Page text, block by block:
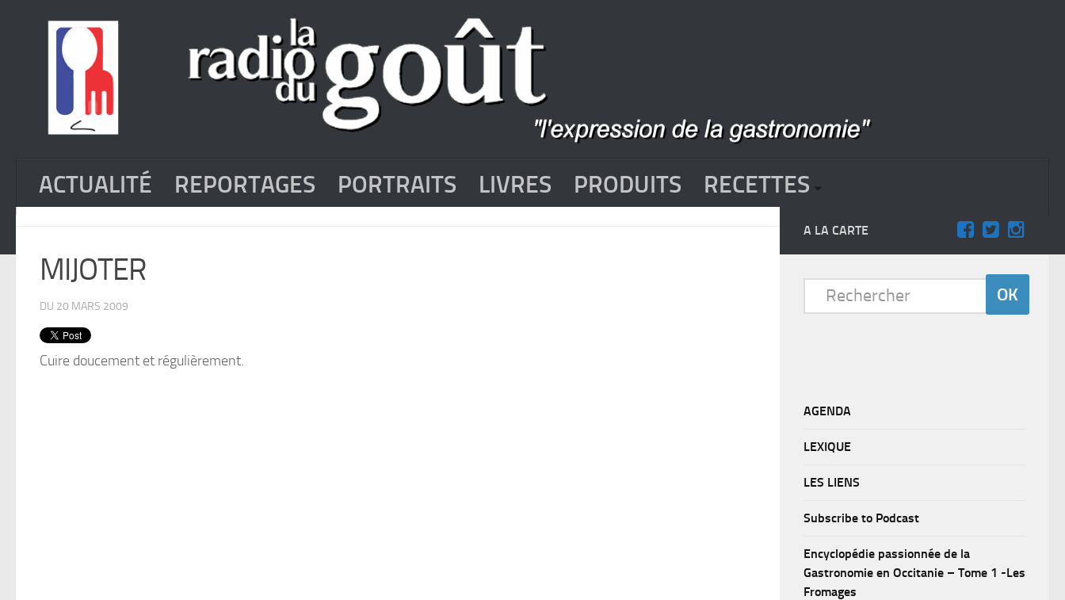
ACTUALITÉ REPORTAGES PORTRAITS LIVRES PRODUITS RECETTES
MIJOTER
DU 20 MARS 2009
Cuire doucement et régulièrement.
A LA CARTE
AGENDA
LEXIQUE
LES LIENS
Subscribe to Podcast
Encyclopédie passionnée de la
Gastronomie en Occitanie – Tome 1 -Les
Fromages